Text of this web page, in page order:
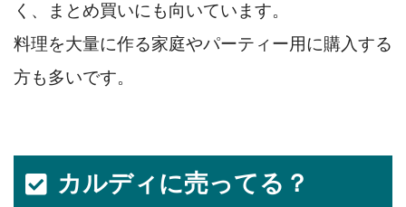
く、まとめ買いにも向いています。
料理を大量に作る家庭やパーティー用に購入する
方も多いです。
カルディに売ってる？